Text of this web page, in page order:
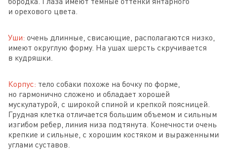
и орехового цвета.
Уши: очень длинные, свисающие, располагаются низко,
имеют округлую форму. На ушах шерсть скручивается
в кудряшки.
Корпус: тело собаки похоже на бочку по форме,
но гармонично сложено и обладает хорошей
мускулатурой, с широкой спиной и крепкой поясницей.
Грудная клетка отличается большим объемом и сильным
изгибом ребер, линия низа подтянута. Конечности очень
крепкие и сильные, с хорошим костяком и выраженными
углами суставов.